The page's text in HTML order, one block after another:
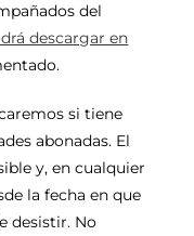
del
descargar en
si tiene
abonadas. El
y, en cualquier
la fecha en que
desistir. No